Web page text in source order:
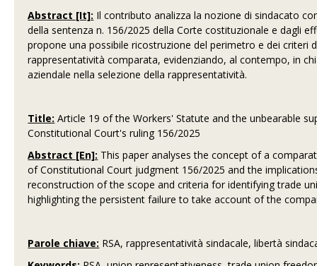
Abstract [It]: Il contributo analizza la nozione di sindacato
della sentenza n. 156/2025 della Corte costituzionale e dagli
propone una possibile ricostruzione del perimetro e dei criteri
rappresentatività comparata, evidenziando, al contempo, in
aziendale nella selezione della rappresentatività.
Title: Article 19 of the Workers' Statute and the unbearable
Constitutional Court's ruling 156/2025
Abstract [En]: This paper analyses the concept of a
of Constitutional Court judgment 156/2025 and the
reconstruction of the scope and criteria for identifying trade
highlighting the persistent failure to take account of the
Parole chiave: RSA, rappresentatività sindacale, libertà